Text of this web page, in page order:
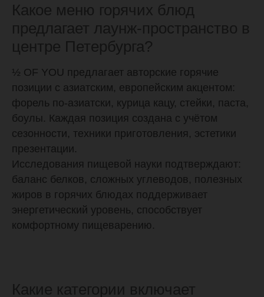
Какое меню горячих блюд
предлагает лаунж-пространство в
центре Петербурга?
½ OF YOU предлагает авторские горячие
позиции с азиатским, европейским акцентом:
форель по-азиатски, курица кацу, стейки, паста,
боулы. Каждая позиция создана с учётом
сезонности, техники приготовления, эстетики
презентации.
Исследования пищевой науки подтверждают:
баланс белков, сложных углеводов, полезных
жиров в горячих блюдах поддерживает
энергетический уровень, способствует
комфортному пищеварению.
Какие категории включает